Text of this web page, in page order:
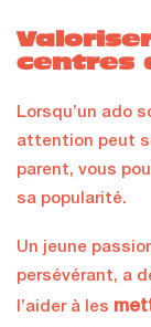
centres
Lorsqu’un ado
attention peut
parent, vous
sa popularité.
Un jeune
persévérant, a
l’aider à les